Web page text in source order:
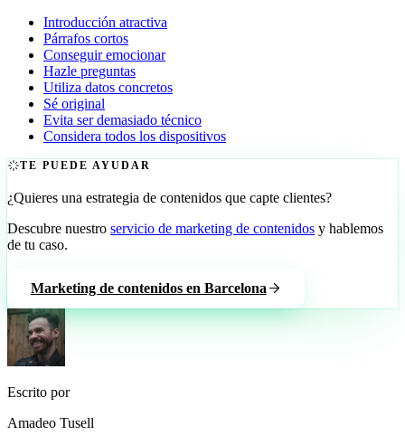
Introducción atractiva
Párrafos cortos
Conseguir emocionar
Hazle preguntas
Utiliza datos concretos
Sé original
Evita ser demasiado técnico
Considera todos los dispositivos
TE PUEDE AYUDAR
¿Quieres una estrategia de contenidos que capte clientes?
Descubre nuestro servicio de marketing de contenidos y hablemos
de tu caso.
Marketing de contenidos en Barcelona
Escrito por
Amadeo Tusell